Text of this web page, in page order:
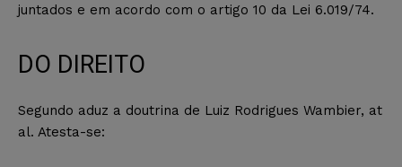
juntados e em acordo com o artigo 10 da Lei 6.019/74.
DO DIREITO
Segundo aduz a doutrina de Luiz Rodrigues Wambier, at
al. Atesta-se: